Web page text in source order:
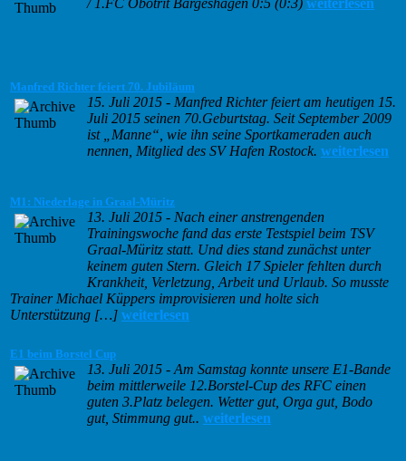
/ 1.FC Obotrit Bargeshagen 0:5 (0:3) weiterlesen
Manfred Richter feiert 70. Jubiläum
15. Juli 2015 - Manfred Richter feiert am heutigen 15.
Juli 2015 seinen 70.Geburtstag. Seit September 2009
ist „Manne“, wie ihn seine Sportkameraden auch
nennen, Mitglied des SV Hafen Rostock. weiterlesen
M1: Niederlage in Graal-Müritz
13. Juli 2015 - Nach einer anstrengenden
Trainingswoche fand das erste Testspiel beim TSV
Graal-Müritz statt. Und dies stand zunächst unter
keinem guten Stern. Gleich 17 Spieler fehlten durch
Krankheit, Verletzung, Arbeit und Urlaub. So musste
Trainer Michael Küppers improvisieren und holte sich
Unterstützung […] weiterlesen
E1 beim Borstel Cup
13. Juli 2015 - Am Samstag konnte unsere E1-Bande
beim mittlerweile 12.Borstel-Cup des RFC einen
guten 3.Platz belegen. Wetter gut, Orga gut, Bodo
gut, Stimmung gut.. weiterlesen